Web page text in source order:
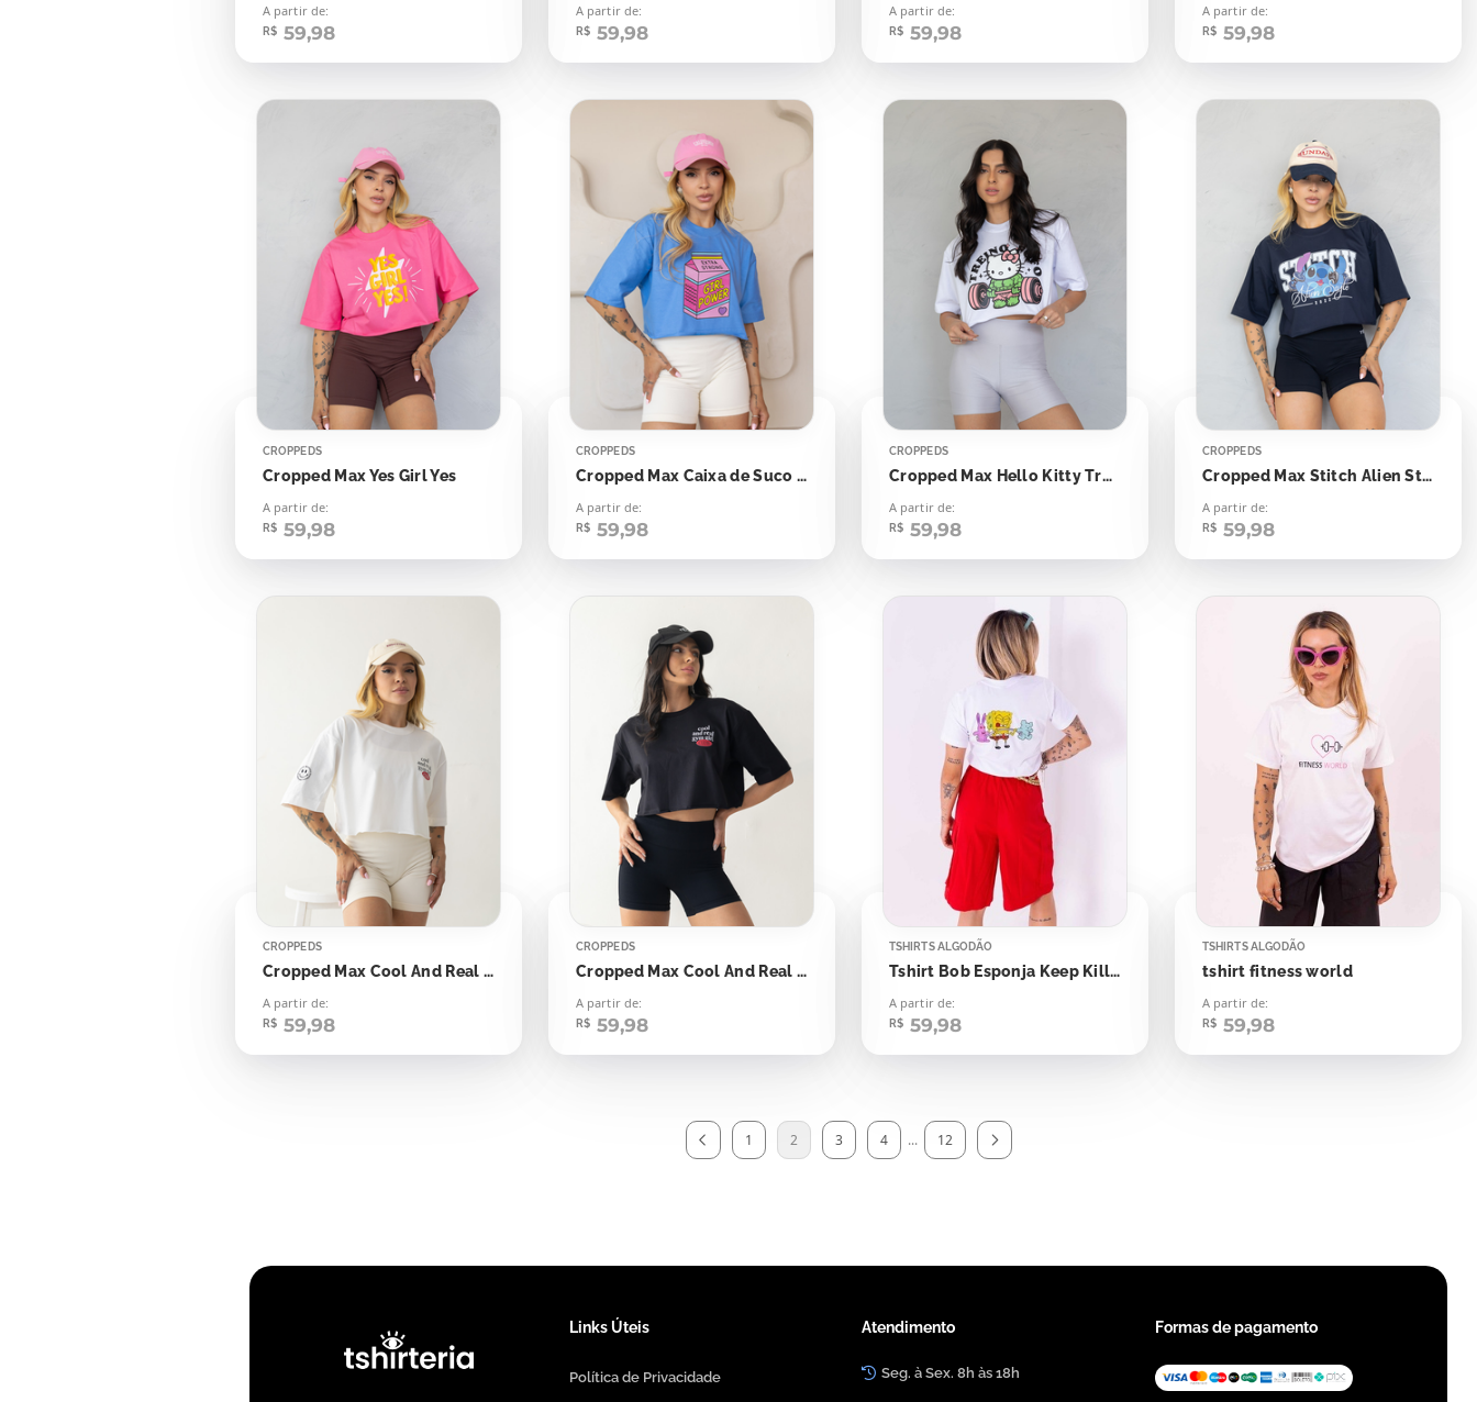
A partir de:
R$ 59,98
A partir de:
R$ 59,98
A partir de:
R$ 59,98
A partir de:
R$ 59,98
CROPPEDS
Cropped Max Yes Girl Yes
A partir de:
R$ 59,98
CROPPEDS
Cropped Max Caixa de Suco Estra Strong Girl Power
A partir de:
R$ 59,98
CROPPEDS
Cropped Max Hello Kitty Treino Fofo
A partir de:
R$ 59,98
CROPPEDS
Cropped Max Stitch Alien Style 2022
A partir de:
R$ 59,98
CROPPEDS
Cropped Max Cool And Real Gym Girl
A partir de:
R$ 59,98
CROPPEDS
Cropped Max Cool And Real Gym Girl
A partir de:
R$ 59,98
TSHIRTS ALGODÃO
Tshirt Bob Esponja Keep Killing
A partir de:
R$ 59,98
TSHIRTS ALGODÃO
tshirt fitness world
A partir de:
R$ 59,98
1 2 3 4 ... 12
Links Úteis
Política de Privacidade
Atendimento
Seg. à Sex. 8h às 18h
Formas de pagamento